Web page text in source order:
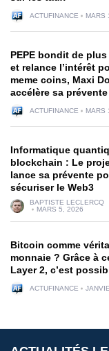
ACTUFINANCE MARS
PEPE bondit de plus
et relance l’intérêt
meme coins, Maxi
accélère sa prévente
ACTUFINANCE MARS
Informatique
blockchain : Le
lance sa prévente
sécuriser le Web3
BAPTISTE LECLERCQ
MARS 5, 2026
Bitcoin comme
monnaie ? Grâce à
Layer 2, c’est
ACTUFINANCE